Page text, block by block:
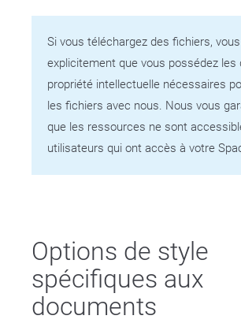
Si vous téléchargez des fichiers,
explicitement que vous possédez les
propriété intellectuelle nécessaires
les fichiers avec nous. Nous vous
que les ressources ne sont
utilisateurs qui ont accès à votre
Options de style
spécifiques aux
documents